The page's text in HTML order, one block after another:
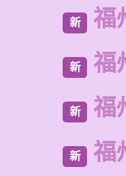
新 福
新 福
新 福
新 福